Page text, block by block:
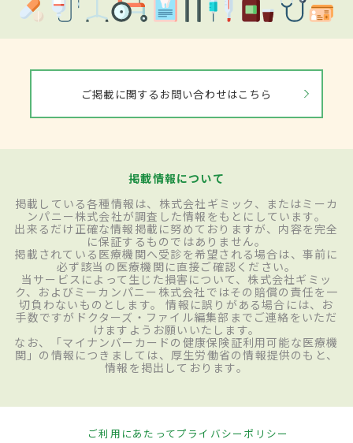
ご掲載に関するお問い合わせはこちら
掲載情報について
掲載している各種情報は、株式会社ギミック、またはミーカ
ンパニー株式会社が調査した情報をもとにしています。
出来るだけ正確な情報掲載に努めておりますが、内容を完全
に保証するものではありません。
掲載されている医療機関へ受診を希望される場合は、事前に
必ず該当の医療機関に直接ご確認ください。
当サービスによって生じた損害について、株式会社ギミッ
ク、およびミーカンパニー株式会社ではその賠償の責任を一
切負わないものとします。 情報に誤りがある場合には、お
手数ですがドクターズ・ファイル編集部までご連絡をいただ
けますようお願いいたします。
なお、「マイナンバーカードの健康保険証利用可能な医療機
関」の情報につきましては、厚生労働省の情報提供のもと、
情報を掲出しております。
ご利用にあたってプライバシーポリシー